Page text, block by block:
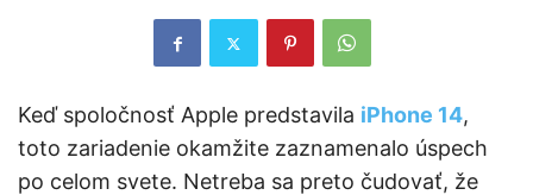
Keď spoločnosť Apple predstavila iPhone 14,
toto zariadenie okamžite zaznamenalo úspech
po celom svete. Netreba sa preto čudovať, že